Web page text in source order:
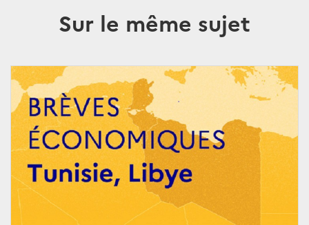
Sur le même sujet